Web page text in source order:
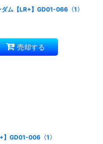
ダム【LR+】GD01-066〈1〉
売却する
】GD01-006〈1〉